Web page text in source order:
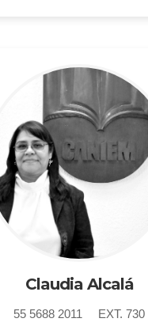
Claudia Alcalá
55 5688 2011 EXT. 730